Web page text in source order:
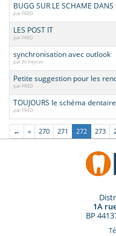
BUGG SUR LE SCHAME DANS
par FRED
LES POST IT
par FRED
synchronisation avec outlook
par JN Peyron
Petite suggestion pour les
par FRED
TOUJOURS le schéma dentaire
par FRED
← « 270 271 272 273
1A
BP